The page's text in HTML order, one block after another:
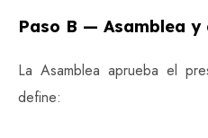
Paso B — Asamblea y
La Asamblea aprueba el
define: